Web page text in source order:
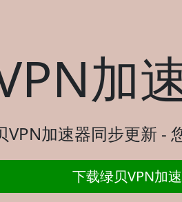
加
VPN加速器同步更新 -
下载绿贝VPN加